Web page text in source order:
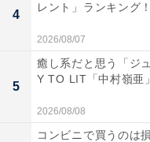
4
レント」ランキング
2026/08/07
5
癒し系だと思う「ジ
Y TO LIT「中村嶺亜
2026/08/08
コンビニで買うのは